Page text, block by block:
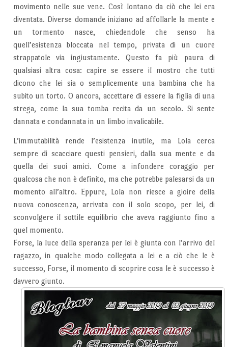
movimento nelle sue vene. Così lontano da ciò che lei era
diventata. Diverse domande iniziano ad affollarle la mente e
un tormento nasce, chiedendole che senso ha
quell’esistenza bloccata nel tempo, privata di un cuore
strappatole via ingiustamente. Questo fa più paura di
qualsiasi altra cosa: capire se essere il mostro che tutti
dicono che lei sia o semplicemente una bambina che ha
subito un torto. O ancora, accettare di essere la figlia di una
strega, come la sua tomba recita da un secolo. Si sente
dannata e condannata in un limbo invalicabile.
L’immutabilità rende l’esistenza inutile, ma Lola cerca
sempre di scacciare questi pensieri, dalla sua mente e da
quella dei suoi amici. Come a infondere coraggio per
qualcosa che non è definito, ma che potrebbe palesarsi da un
momento all’altro. Eppure, Lola non riesce a gioire della
nuova conoscenza, arrivata con il solo scopo, per lei, di
sconvolgere il sottile equilibrio che aveva raggiunto fino a
quel momento.
Forse, la luce della speranza per lei è giunta con l’arrivo del
ragazzo, in qualche modo collegata a lei e a ciò che le è
successo, Forse, il momento di scoprire cosa le è successo è
davvero giunto.